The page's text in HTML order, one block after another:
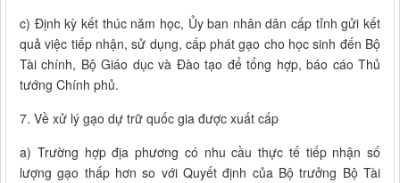
c) Định kỳ kết thúc năm học, Ủy ban nhân dân cấp tỉnh gửi kết
quả việc tiếp nhận, sử dụng, cấp phát gạo cho học sinh đến Bộ
Tài chính, Bộ Giáo dục và Đào tạo để tổng hợp, báo cáo Thủ
tướng Chính phủ.
7. Về xử lý gạo dự trữ quốc gia được xuất cấp
a) Trường hợp địa phương có nhu cầu thực tế tiếp nhận số
lượng gạo thấp hơn so với Quyết định của Bộ trưởng Bộ Tài